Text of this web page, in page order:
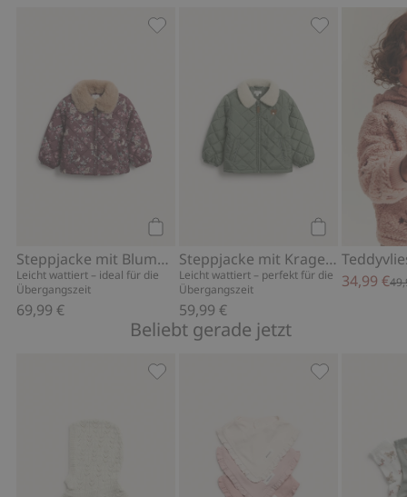
Steppjacke mit Blumenmuster
Leicht wattiert – ideal für die
Übergangszeit
69,99 €
Steppjacke mit Blumenmuster, Zu
Steppjacke mit Kragen aus Teddyfleece
Leicht wattiert – perfekt für die
Übergangszeit
59,99 €
Steppjacke
34,99 €
Beliebt gerade jetzt